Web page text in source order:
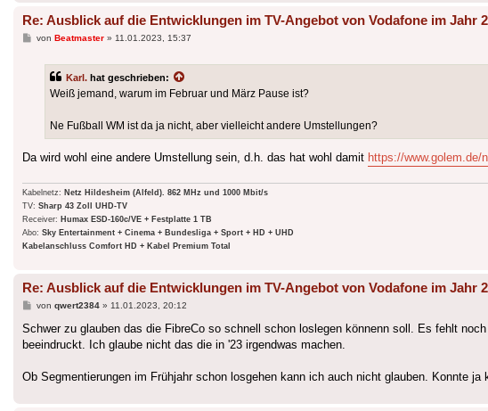
Re: Ausblick auf die Entwicklungen im TV-Angebot von Vodafone im Jahr
Beitrag
von Beatmaster» 11.01.2023, 15:37
Karl. hat geschrieben:
Weiß jemand, warum im Februar und März Pause ist?
Ne Fußball WM ist da ja nicht, aber vielleicht andere Umstellungen?
Da wird wohl eine andere Umstellung sein, d.h. das hat wohl damit https://www.golem.de/
Kabelnetz: Netz Hildesheim (Alfeld). 862 MHz und 1000 Mbit/s
TV: Sharp 43 Zoll UHD-TV
Receiver: Humax ESD-160c/VE + Festplatte 1 TB
Abo: Sky Entertainment + Cinema + Bundesliga + Sport + HD + UHD
Kabelanschluss Comfort HD + Kabel Premium Total
Re: Ausblick auf die Entwicklungen im TV-Angebot von Vodafone im Jahr
Beitrag
von qwert2384» 11.01.2023, 20:12
Schwer zu glauben das die FibreCo so schnell schon loslegen könnenn soll. Es fehlt
beeindruckt. Ich glaube nicht das die in '23 irgendwas machen.
Ob Segmentierungen im Frühjahr schon losgehen kann ich auch nicht glauben. Konnte ja